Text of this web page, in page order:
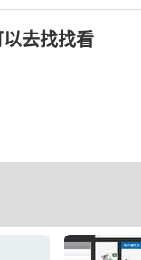
去找找看